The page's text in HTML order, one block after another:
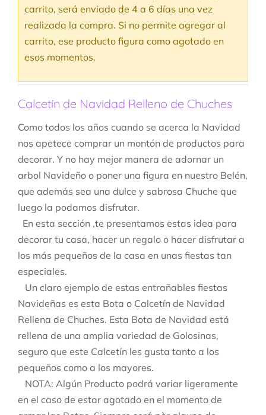
carrito, será enviado de 4 a 6 días una vez
realizada la compra. Si no permite agregar al
carrito, ese producto figura como agotado en
esos momentos.
Calcetín de Navidad Relleno de Chuches
Como todos los años cuando se acerca la Navidad
nos apetece comprar un montón de productos para
decorar. Y no hay mejor manera de adornar un
arbol Navideño o poner una figura en nuestro Belén,
que además sea una dulce y sabrosa Chuche que
luego la podamos disfrutar.
En esta sección ,te presentamos estas idea para
decorar tu casa, hacer un regalo o hacer disfrutar a
los más pequeños de la casa en unas fiestas tan
especiales.
Un claro ejemplo de estas entrañables fiestas
Navideñas es esta Bota o Calcetín de Navidad
Rellena de Chuches. Esta Bota de Navidad está
rellena de una amplia variedad de Golosinas,
seguro que este Calcetín les gusta tanto a los
pequeños como a los mayores.
NOTA: Algún Producto podrá variar ligeramente
en el caso de estar agotado en el momento de